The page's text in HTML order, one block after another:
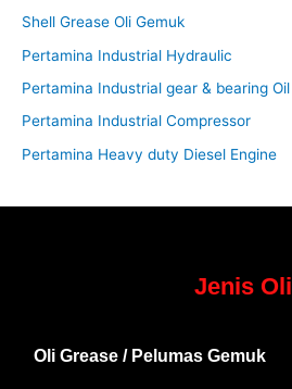
Shell Grease Oli Gemuk
Pertamina Industrial Hydraulic
Pertamina Industrial gear & bearing Oil
Pertamina Industrial Compressor
Pertamina Heavy duty Diesel Engine
Jenis Oli
Oli Grease / Pelumas Gemuk